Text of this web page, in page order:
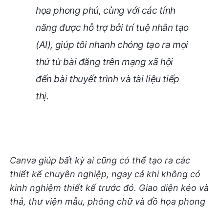
họa phong phú, cùng với các tính
năng được hỗ trợ bởi trí tuệ nhân tạo
(AI), giúp tôi nhanh chóng tạo ra mọi
thứ từ bài đăng trên mạng xã hội
đến bài thuyết trình và tài liệu tiếp
thị.
Canva giúp bất kỳ ai cũng có thể tạo ra các
thiết kế chuyên nghiệp, ngay cả khi không có
kinh nghiệm thiết kế trước đó. Giao diện kéo và
thả, thư viện mẫu, phông chữ và đồ họa phong